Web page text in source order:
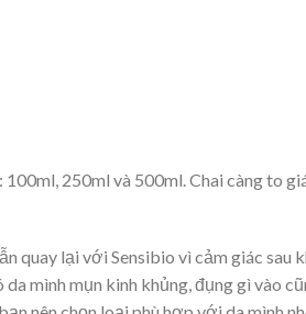
250ml và 500ml. Chai càng to
quay lại với Sensibio vì cảm giác sau
mình mụn kinh khủng, đụng gì vào